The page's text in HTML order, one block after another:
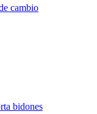
cambio
bidones